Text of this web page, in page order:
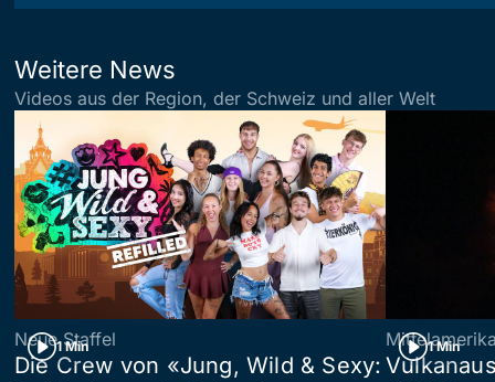
Weitere News
Videos aus der Region, der Schweiz und aller Welt
1 Min
Neue Staffel
Die Crew von «Jung, Wild & Sexy:
1 Min